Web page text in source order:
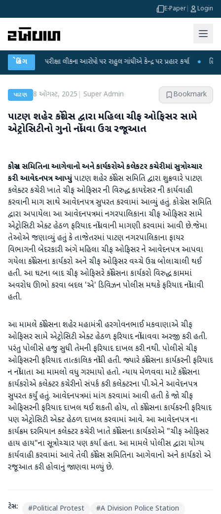
E-Paper Login
બ્રેકિંગ
NET પરીક્ષા લીકના આરોપો પર રાહુલ ગાંધીએ કેન્દ્ર પર પ્રહાર કર્યા ● હિંમતનગરમાં
પાટણ 8 ઑગસ્ટ, 2025 Super Admin Bookmark
પાટણ શહેર કોંગ્રેસ દ્વારા મહિલા ચીફ ઓફિસર સામે
એટ્રોસિટીનો ગુનો નોંધવા ઉગ્ર રજૂઆત
કોગ્રેસ સમિતિના આગેવાનો અને કાર્યકરોએ કલેકટર કચેરીમાં સુત્રોચ્ચાર
કરી આવેદનપત્ર આપ્યુંપાટણ શહેર કોંગ્રેસ સમિતિ દ્વારા શુક્રવારે પાટણ
કલેક્ટર કચેરી ખાતે ચીફ ઓફિસર ની વિરુદ્ધ કાયદેસર ની કાર્યવાહી
કરવાની માગ સાથે આવેદનપત્ર સુપરત કરવામાં આવ્યું હતું. કોગ્રેસ સમિતિ
દ્વારા અપાયેલા આ આવેદનપત્રમાં નગરપાલિકાના ચીફ ઓફિસર સામે
એટ્રોસિટી એક્ટ હેઠળ ફરિયાદ નોંધવાની માગણી કરવામાં આવી છે.જેમા
તેઓએ જણાવ્યું હતું કે તાજેતરમાં પાટણ નગરપાલિકાના ફાયર
વિભાગની બેદરકારી અંગે મહિલા ચીફ ઓફિસર ને આવેદનપત્ર આપવા
ગયેલા કોંગ્રેસના કાર્યકરો અને ચીફ ઓફિસર વચ્ચે ઉગ્ર બોલાચાલી થઈ
હતી. આ ઘટના બાદ ચીફ ઓફિસરે કોંગ્રેસના કાર્યકરો વિરુદ્ધ કામમાં
અવરોધ ઊભો કરવા બદલ 'એ' ડિવિઝન પોલીસ મથકે ફરિયાદ નોંધાવી
હતી.
આ મામલે કોંગ્રેસના શહેર મહામંત્રી હરગોવનભાઈ મકવાણાએ ચીફ
ઓફિસર સામે એટ્રોસિટી એક્ટ હેઠળ ફરિયાદ નોંધાવવા અરજી કરી હતી.
પરંતુ પોલીસે હજુ સુધી તેમની ફરિયાદ દાખલ કરી નથી. પોલીસે ચીફ
ઓફિસરની ફરિયાદ તાત્કાલિક નોંધી હતી. જ્યારે કોંગ્રેસના કાર્યકરની ફરિયાદ
ન નોંધાતા આ મામલો વધુ ગરમાયો હતો. ન્યાય મેળવવા માટે કોંગ્રેસના
કાર્યકરોએ કલેક્ટર કચેરીનો સંપર્ક કરી કલેક્ટરના પી.એ.ને આવેદનપત્ર
સુપરત કર્યું હતું. આવેદનપત્રમાં માંગ કરવામાં આવી હતી કે જો ચીફ
ઓફિસરની ફરિયાદ દાખલ થઈ શકતી હોય, તો કોંગ્રેસના કાર્યકરની ફરિયાદ
પણ એટ્રોસિટી એક્ટ હેઠળ દાખલ કરવામાં આવે. આ આવેદનપત્ર ના
કાર્યક્રમ દરમિયાન કલેક્ટર કચેરી ખાતે કોંગ્રેસના કાર્યકરોએ "ચીફ ઓફિસર
હાય હાય"ના સૂત્રોચ્ચાર પણ કર્યા હતા. આ મામલે પોલીસ દ્વારા યોગ્ય
કાર્યવાહી કરવામાં આવે તેવી કોંગ્રેસ સમિતિના આગેવાનો અને કાર્યકરો એ
રજૂઆત કરી હોવાનું જાણવા મળ્યું છે.
ટેગ્સ: #Political Protest #A Division Police Station